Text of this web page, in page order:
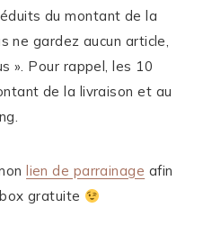
du montant de la
ne gardez aucun article,
». Pour rappel, les 10
de la livraison et au
lien de parrainage afin
gratuite